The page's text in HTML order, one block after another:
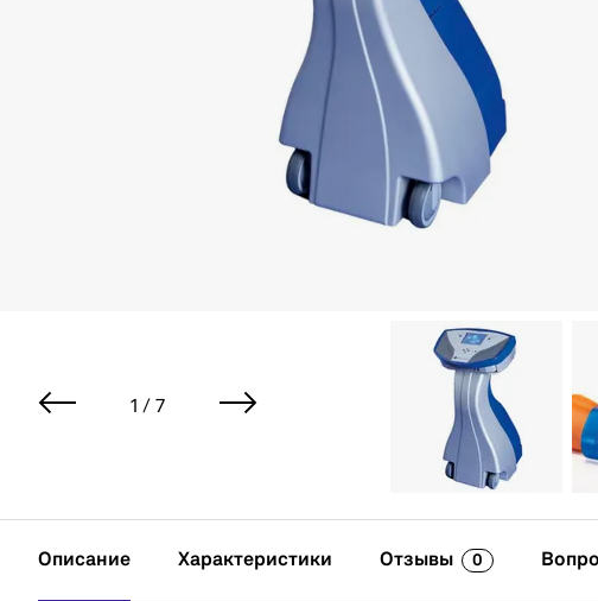
1 / 7
Описание Характеристики Отзывы 0